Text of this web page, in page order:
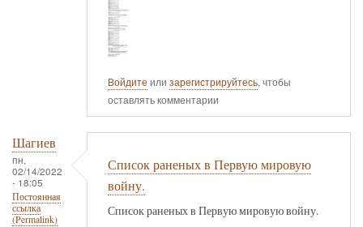
Войдите или зарегистрируйтесь, чтобы
оставлять комментарии
Шагиев
пн,
02/14/2022
- 18:05
Постоянная
ссылка
(Permalink)
Список раненых в Первую мировую
войну.
Список раненых в Первую мировую войну.